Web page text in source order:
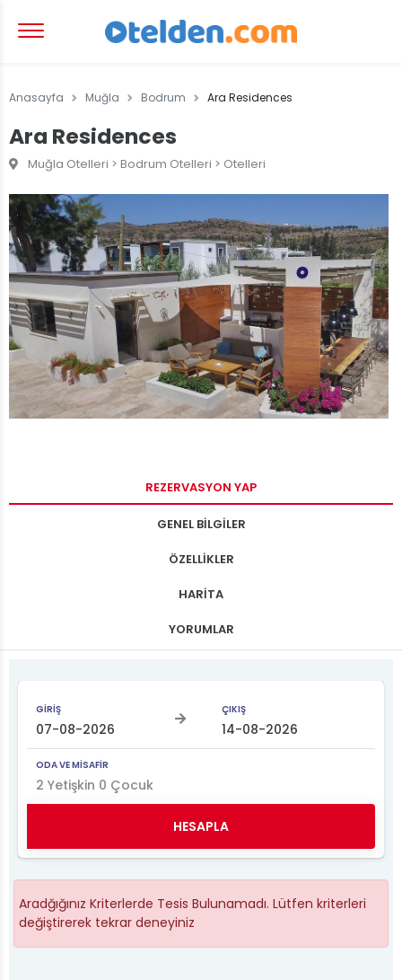
Anasayfa Muğla Bodrum Ara Residences
Ara Residences
Muğla Otelleri > Bodrum Otelleri > Otelleri
REZERVASYON YAP
GENEL BİLGİLER
ÖZELLİKLER
HARİTA
YORUMLAR
GİRİŞ ÇIKIŞ
ODA VE MİSAFİR
2 Yetişkin 0 Çocuk
HESAPLA
Aradğığınız Kriterlerde Tesis Bulunamadı. Lütfen kriterleri
değiştirerek tekrar deneyiniz